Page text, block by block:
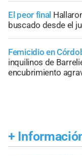
El peor final
buscado desde el
Femicidio en
inquilinos de
encubrimiento
+